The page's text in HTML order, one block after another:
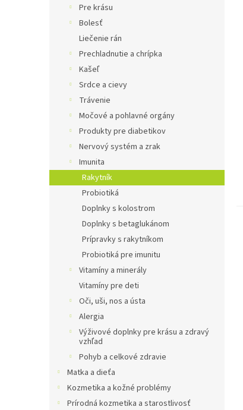
Pre krásu
Bolesť
Liečenie rán
Prechladnutie a chrípka
Kašeľ
Srdce a cievy
Trávenie
Močové a pohlavné orgány
Produkty pre diabetikov
Nervový systém a zrak
Imunita
Rakytník
Probiotiká
Doplnky s kolostrom
Doplnky s betaglukánom
Prípravky s rakytníkom
Probiotiká pre imunitu
Vitamíny a minerály
Vitamíny pre deti
Oči, uši, nos a ústa
Alergia
Výživové doplnky pre krásu a zdravý
vzhľad
Pohyb a celkové zdravie
Matka a dieťa
Kozmetika a kožné problémy
Prírodná kozmetika a starostlivosť